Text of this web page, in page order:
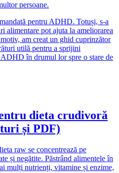
persoane.
pentru ADHD. Totuși, s-a
alimentare pot ajuta la ameliorarea
am creat un ghid cuprinzător
utilă pentru a sprijini
ADHD în drumul lor spre o stare de
dieta crudivoră
și PDF)
raw se concentrează pe
și negătite. Păstrând alimentele în
mulți nutrienți, vitamine și enzime,